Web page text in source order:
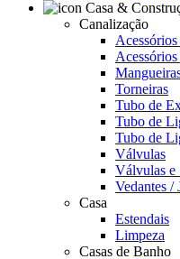
Canalização
Torneiras
Tubo de
Tubo de
Tubo de
Válvulas
Válvulas e
Vedantes /
Casa
Estendais
Limpeza
Casas de Banho